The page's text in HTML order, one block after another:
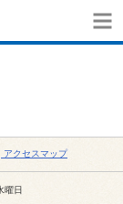
アクセスマップ
日